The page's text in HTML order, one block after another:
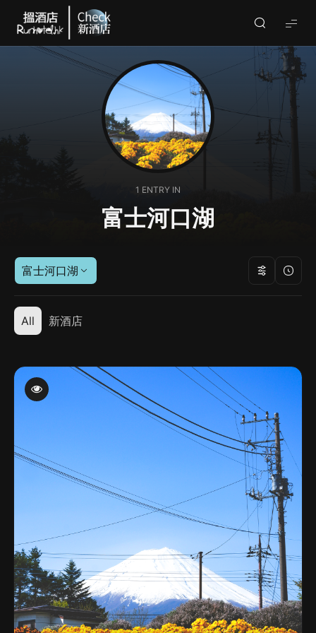
Check
酒
1 ENTRY IN
富士河口湖
富士河口湖
All 新酒店